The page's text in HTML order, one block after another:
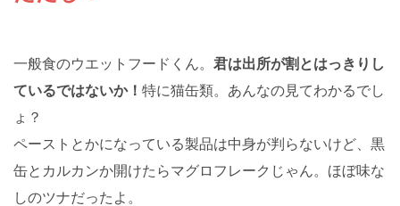
一般食のウエットフードくん。 君は出所が割とはっきりし
ているではないか！ 特に猫缶類。あんなの見てわかるでし
ょ？
ペーストとかになっている製品は中身が判らないけど、黒
缶とカルカンか開けたらマグロフレークじゃん。ほぼ味な
しのツナだったよ。